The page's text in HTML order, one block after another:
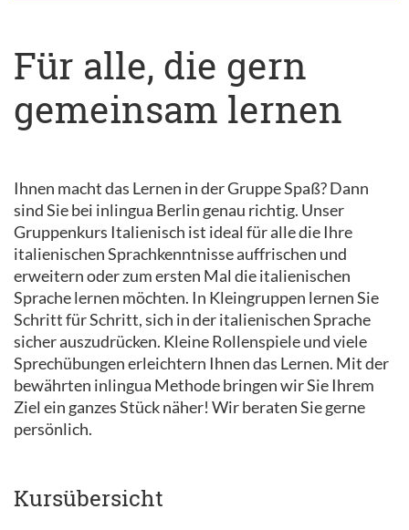
Für alle, die gern
gemeinsam lernen
Ihnen macht das Lernen in der Gruppe Spaß? Dann
sind Sie bei inlingua Berlin genau richtig. Unser
Gruppenkurs Italienisch ist ideal für alle die Ihre
italienischen Sprachkenntnisse auffrischen und
erweitern oder zum ersten Mal die italienischen
Sprache lernen möchten. In Kleingruppen lernen Sie
Schritt für Schritt, sich in der italienischen Sprache
sicher auszudrücken. Kleine Rollenspiele und viele
Sprechübungen erleichtern Ihnen das Lernen. Mit der
bewährten inlingua Methode bringen wir Sie Ihrem
Ziel ein ganzes Stück näher! Wir beraten Sie gerne
persönlich.
Kursübersicht